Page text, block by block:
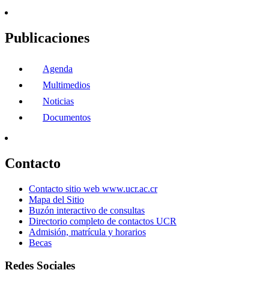
Publicaciones
Agenda
Multimedios
Noticias
Documentos
Contacto
Contacto sitio web www.ucr.ac.cr
Mapa del Sitio
Buzón interactivo de consultas
Directorio completo de contactos UCR
Admisión, matrícula y horarios
Becas
Redes Sociales